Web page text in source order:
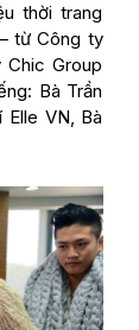
thời trang
từ Công ty
Chic Group
Bà Trần
VN, Bà